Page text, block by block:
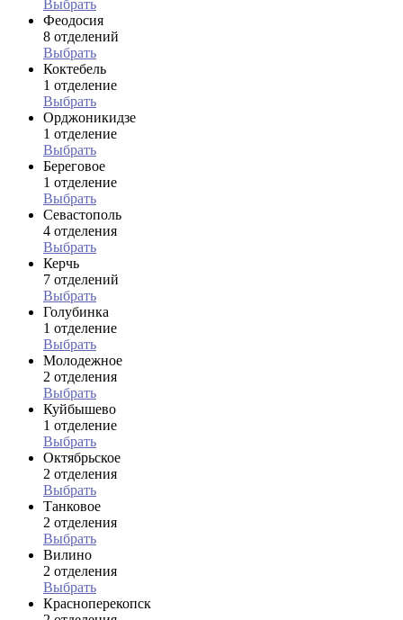
Выбрать
Феодосия
8 отделений
Выбрать
Коктебель
1 отделение
Выбрать
Орджоникидзе
1 отделение
Выбрать
Береговое
1 отделение
Выбрать
Севастополь
4 отделения
Выбрать
Керчь
7 отделений
Выбрать
Голубинка
1 отделение
Выбрать
Молодежное
2 отделения
Выбрать
Куйбышево
1 отделение
Выбрать
Октябрьское
2 отделения
Выбрать
Танковое
2 отделения
Выбрать
Вилино
2 отделения
Выбрать
Красноперекопск